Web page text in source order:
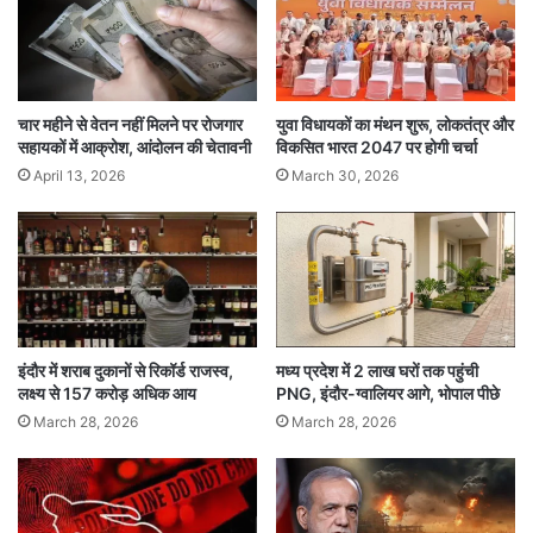
सुविधा हास्पिटल के पीछे काम से घर लौट रही एक महिला
को अपना शिकार बनाया था। आरोपित वहां बाइक से पहुंचा
था, उसने पीड़िता को देखा तो उसके पास पहुंचा और उसका
मुंह दबाकर उसे झाड़ियों में ले गया। उसे धमकी देकर
आरोपित ने उससे दुष्कर्म किया और उसकी कान की बालियां
लूटकर फरार हो गया था।
दूसरी महिला से दुष्कर्म की कोशिश
इस घटना के दो दिन बाद 17 दिसंबर की शाम साढ़े चार बजे
सेक्टर-9 पीजी कॉलेज ऑफ नर्सिंग के सामने भी उसने काम
से वापस लौट रही एक महिला को इसी तरह से अपना शिकार
बनाना चाहा। आरोपित उसे खींचकर झाड़ियों में ले गया और
उससे दुष्कर्म का प्रयास करने लगा, लेकिन महिला ने शोर
चार महीने से वेतन नहीं मिलने पर रोजगार
सहायकों में आक्रोश, आंदोलन की चेतावनी
April 13, 2026
युवा विधायकों का मंथन शुरू, लोकतंत्र और
विकसित भारत 2047 पर होगी चर्चा
March 30, 2026
इंदौर में शराब दुकानों से रिकॉर्ड राजस्व,
लक्ष्य से 157 करोड़ अधिक आय
March 28, 2026
मध्य प्रदेश में 2 लाख घरों तक पहुंची
PNG, इंदौर-ग्वालियर आगे, भोपाल पीछे
March 28, 2026